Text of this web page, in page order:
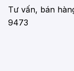
Tư vấn, bán
9473